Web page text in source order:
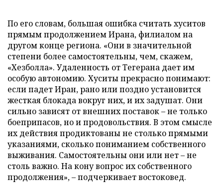
По его словам, большая ошибка считать хуситов
прямым продолжением Ирана, филиалом на
другом конце региона. «Они в значительной
степени более самостоятельны, чем, скажем,
«Хезболла». Удаленность от Тегерана дает им
особую автономию. Хуситы прекрасно понимают:
если падет Иран, рано или поздно установится
жесткая блокада вокруг них, и их задушат. Они
сильно зависят от внешних поставок – не только
боеприпасов, но и продовольствия. В этом смысле
их действия продиктованы не столько прямыми
указаниями, сколько пониманием собственного
выживания. Самостоятельны они или нет – не
столь важно. На кону вопрос их собственного
продолжения», – подчеркивает востоковед.